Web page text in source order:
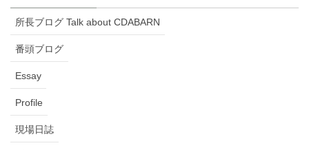
所長ブログ Talk about CDABARN
番頭ブログ
Essay
Profile
現場日誌